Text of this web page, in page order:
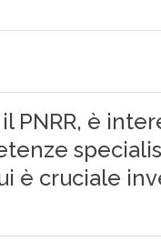
PNRR, è
è cruciale